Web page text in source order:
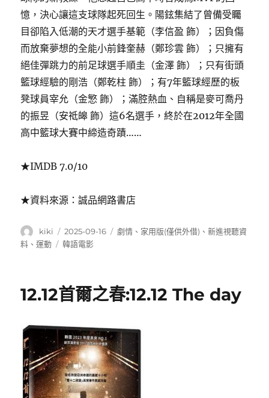
憶，決心讓這支球隊起死回生。陽鉉集結了曾備受矚
目卻陷入低潮的天才選手基範（李信盈 飾）；因負傷
而放棄夢想的全能小前鋒奎赫（鄭珍雲 飾）；只擁有
絕佳彈跳力的前足球選手順圭（金澤 飾）；只有街頭
籃球經驗的剛浩（鄭乾柱 飾）；有7年籃球經歷的板
凳球員宰允（金慜 飾）；滿腔熱血、自稱是麥可喬丹
的振昱（安祗皞 飾）這6名選手，終於在2012年全國
高中籃球大賽中締造奇蹟……
★IMDB 7.0/10
★資料來源：誠品網路書店
作
者
kiki
發
佈
2025-09-16
分
劇情 、 家用版(僅供外借) 、新進視聽資
料 、運動
標
韓語電影
12.12首爾之春:12.12 The day